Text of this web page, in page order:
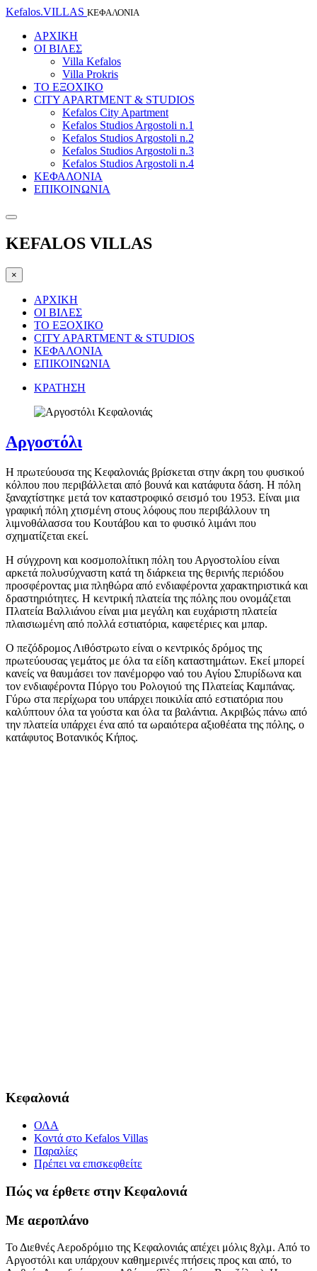
Kefalos.VILLAS ΚΕΦΑΛΟΝΙΑ
ΑΡΧΙΚΗ
ΟΙ ΒΙΛΕΣ
Villa Kefalos
Villa Prokris
ΤΟ ΕΞΟΧΙΚΟ
CITY APARTMENT & STUDIOS
Kefalos City Apartment
Kefalos Studios Argostoli n.1
Kefalos Studios Argostoli n.2
Kefalos Studios Argostoli n.3
Kefalos Studios Argostoli n.4
ΚΕΦΑΛΟΝΙΑ
ΕΠΙΚΟΙΝΩΝΙΑ
KEFALOS VILLAS
×
ΑΡΧΙΚΗ
ΟΙ ΒΙΛΕΣ
ΤΟ ΕΞΟΧΙΚΟ
CITY APARTMENT & STUDIOS
ΚΕΦΑΛΟΝΙΑ
ΕΠΙΚΟΙΝΩΝΙΑ
ΚΡΑΤΗΣΗ
Αργοστόλι
Η πρωτεύουσα της Κεφαλονιάς βρίσκεται στην άκρη του φυσικού
κόλπου που περιβάλλεται από βουνά και κατάφυτα δάση. Η πόλη
ξαναχτίστηκε μετά τον καταστροφικό σεισμό του 1953. Είναι μια
γραφική πόλη χτισμένη στους λόφους που περιβάλλουν τη
λιμνοθάλασσα του Κουτάβου και το φυσικό λιμάνι που
σχηματίζεται εκεί.
Η σύγχρονη και κοσμοπολίτικη πόλη του Αργοστολίου είναι
αρκετά πολυσύχναστη κατά τη διάρκεια της θερινής περιόδου
προσφέροντας μια πληθώρα από ενδιαφέροντα χαρακτηριστικά και
δραστηριότητες. Η κεντρική πλατεία της πόλης που ονομάζεται
Πλατεία Βαλλιάνου είναι μια μεγάλη και ευχάριστη πλατεία
πλαισιωμένη από πολλά εστιατόρια, καφετέριες και μπαρ.
Ο πεζόδρομος Λιθόστρωτο είναι ο κεντρικός δρόμος της
πρωτεύουσας γεμάτος με όλα τα είδη καταστημάτων. Εκεί μπορεί
κανείς να θαυμάσει τον πανέμορφο ναό του Αγίου Σπυρίδωνα και
τον ενδιαφέροντα Πύργο του Ρολογιού της Πλατείας Καμπάνας.
Γύρω στα περίχωρα του υπάρχει ποικιλία από εστιατόρια που
καλύπτουν όλα τα γούστα και όλα τα βαλάντια. Ακριβώς πάνω από
την πλατεία υπάρχει ένα από τα ωραιότερα αξιοθέατα της πόλης, ο
κατάφυτος Βοτανικός Κήπος.
Κεφαλονιά
ΟΛΑ
Κοντά στο Kefalos Villas
Παραλίες
Πρέπει να επισκεφθείτε
Πώς να έρθετε στην Κεφαλονιά
Με αεροπλάνο
Το Διεθνές Αεροδρόμιο της Κεφαλονιάς απέχει μόλις 8χλμ. Από το
Αργοστόλι και υπάρχουν καθημερινές πτήσεις προς και από, το